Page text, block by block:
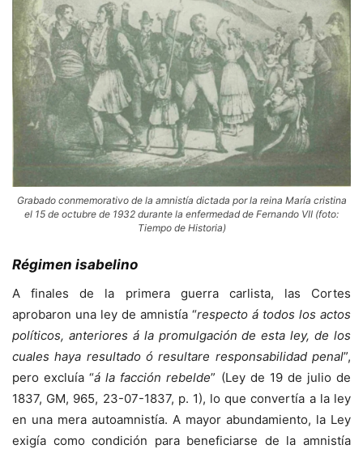
Grabado conmemorativo de la amnistía dictada por la reina María cristina
el 15 de octubre de 1932 durante la enfermedad de Fernando VII (foto:
Tiempo de Historia)
Régimen isabelino
A finales de la primera guerra carlista, las Cortes
aprobaron una ley de amnistía “respecto á todos los actos
políticos, anteriores á la promulgación de esta ley, de los
cuales haya resultado ó resultare responsabilidad penal”,
pero excluía “á la facción rebelde” (Ley de 19 de julio de
1837, GM, 965, 23-07-1837, p. 1), lo que convertía a la ley
en una mera autoamnistía. A mayor abundamiento, la Ley
exigía como condición para beneficiarse de la amnistía